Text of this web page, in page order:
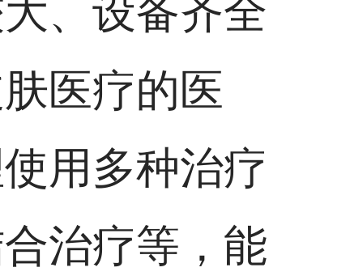
、设备齐全
医疗的医
用多种治疗
治疗等，能